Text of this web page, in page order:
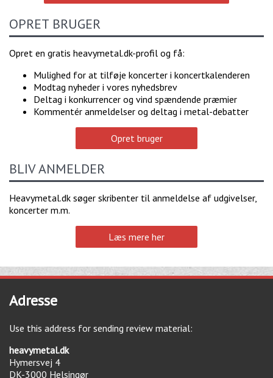
OPRET BRUGER
Opret en gratis heavymetal.dk-profil og få:
Mulighed for at tilføje koncerter i koncertkalenderen
Modtag nyheder i vores nyhedsbrev
Deltag i konkurrencer og vind spændende præmier
Kommentér anmeldelser og deltag i metal-debatter
Opret bruger
BLIV ANMELDER
Heavymetal.dk søger skribenter til anmeldelse af udgivelser,
koncerter m.m.
Læs mere her
Adresse
Use this address for sending review material:
heavymetal.dk
Hymersvej 4
DK-3000 Helsingør